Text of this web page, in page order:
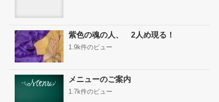
紫色の魂の人、 2人め現る！
1.9k件のビュー
メニューのご案内
1.7k件のビュー